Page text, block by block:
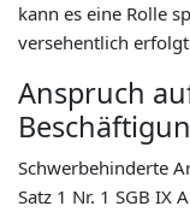
kann es eine Rolle
versehentlich
Anspruch
Schwerbehinderte
Satz 1 Nr. 1 SGB IX